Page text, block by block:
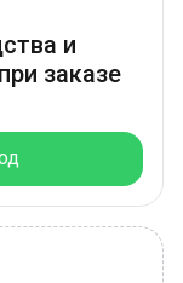
и
заказе